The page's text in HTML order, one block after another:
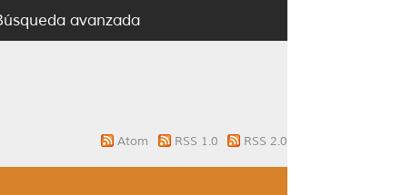
avanzada
Atom RSS 1.0 RSS 2.0